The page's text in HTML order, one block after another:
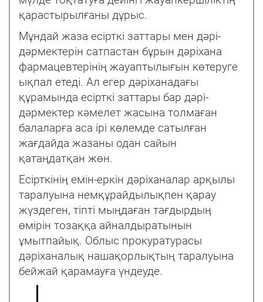
қарастырылғаны дұрыс.
Мұндай жаза есірткі заттары мен дəрі-
дəрмектерін сатпастан бұрын дəріхана
фармацевтерінің жауаптылығын көтеруге
ықпал етеді. Ал егер дəріханадағы
құрамында есірткі заттары бар дəрі-
дəрмектер кəмелет жасына толмаған
балаларға аса ірі көлемде сатылған
жағдайда жазаны одан сайын
қатаңдатқан жөн.
Есірткінің емін-еркін дəріханалар арқылы
таралуына немқұрайдылықпен қарау
жүздеген, тіпті мыңдаған тағдырдың
өмірін тозаққа айналдыратынын
ұмытпайық. Облыс прокуратурасы
дəріханалық нашақорлықтың таралуына
бейжай қарамауға үндеуде.